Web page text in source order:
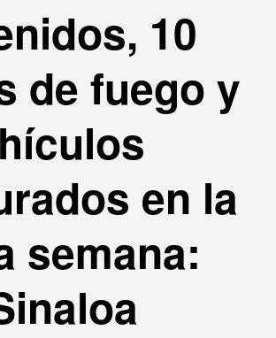
10
de fuego y
en la
semana: